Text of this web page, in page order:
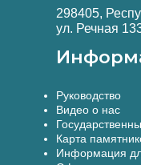
298405,
ул. Речная
Руководство
Видео о нас
Карта
Информация